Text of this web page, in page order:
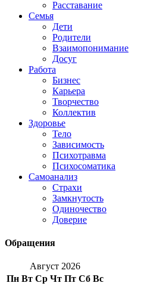
Расставание
Семья
Дети
Родители
Взаимопонимание
Досуг
Работа
Бизнес
Карьера
Творчество
Коллектив
Здоровье
Тело
Зависимость
Психотравма
Психосоматика
Самоанализ
Страхи
Замкнутость
Одиночество
Доверие
Обращения
Август 2026
Пн Вт Ср Чт Пт Сб Вс